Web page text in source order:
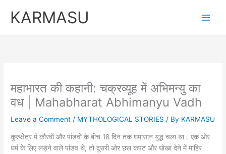
KARMASU
महाभारत की कहानी: चक्रव्यूह में अभिमन्यु का
वध | Mahabharat Abhimanyu Vadh
Leave a Comment / MYTHOLOGICAL STORIES / By KARMASU
कुरुक्षेत्र में कौरवों और पांडवों के बीच 18 दिन तक घमासान युद्ध चला था। एक ओर
धर्म के लिए लड़ने वाले पांडव थे, तो दूसरी ओर छल कपट और धोखा देने में माहिर